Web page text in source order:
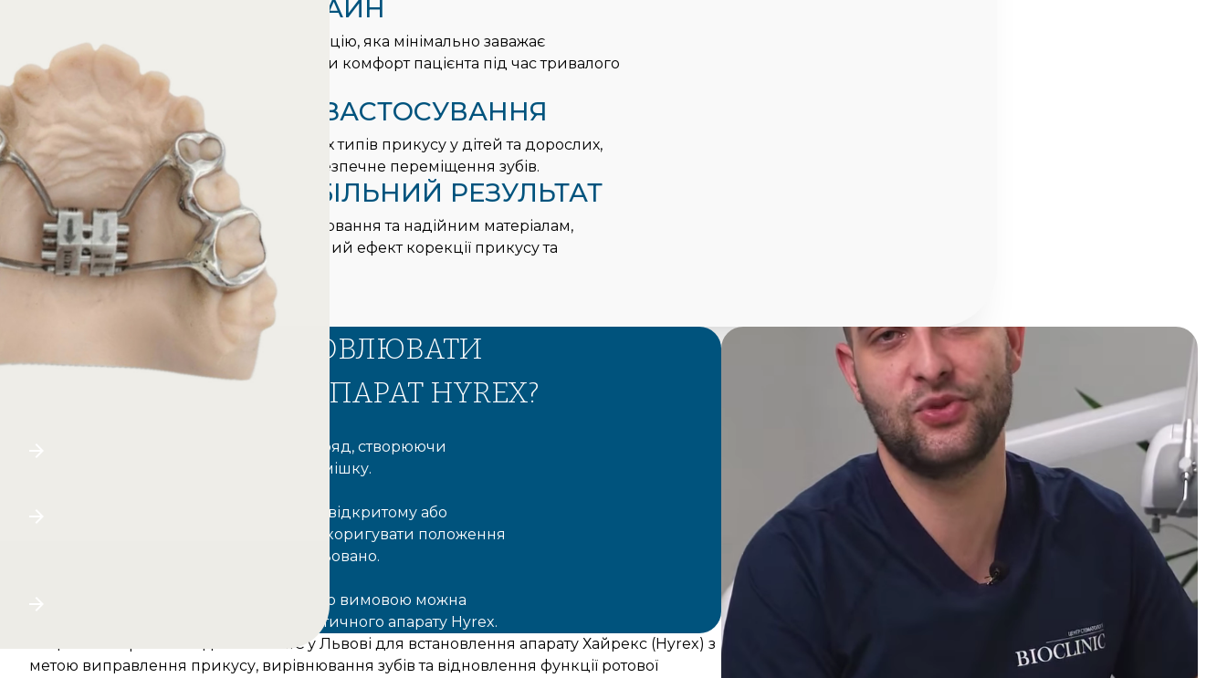
КОМПАКТНИЙ ДИЗАЙН
Hyrex має малогабаритну конструкцію, яка мінімально заважає
мовленню та жуванню, підвищуючи комфорт пацієнта під час тривалого
використання.
УНІВЕРСАЛЬНІСТЬ ЗАСТОСУВАННЯ
Підходить для виправлення різних типів прикусу у дітей та дорослих,
забезпечуючи контрольоване та безпечне переміщення зубів.
5
ТРИВАЛИЙ ТА СТАБІЛЬНИЙ РЕЗУЛЬТАТ
Завдяки точному механізму регулювання та надійним матеріалам,
апарат Hyrex гарантує довготривалий ефект корекції прикусу та
вирівнювання зубного ряду.
КОЛИ ВАРТО ВСТАНОВЛЮВАТИ
ОРТОДОНТИЧНИЙ АПАРАТ HYREX?
Hyrex допомагає вирівняти зубний ряд, створюючи
правильний прикус та естетичну усмішку.
При неправильному змиканні зубів, відкритому або
глибокому прикусі апарат дозволяє коригувати положення
щелеп та зубів поступово та контрольовано.
Проблеми з жувальною функцією або вимовою можна
скоригувати за допомогою ортодонтичного апарату Hyrex.
Пацієнти звертаються до BIOCLINIC у Львові для встановлення апарату Хайрекс (Hyrex) з
метою виправлення прикусу, вирівнювання зубів та відновлення функції ротової